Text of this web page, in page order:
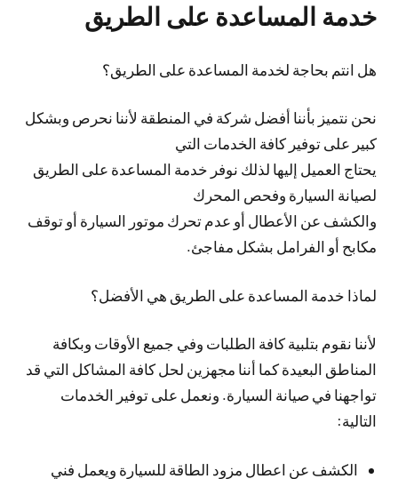
خدمة المساعدة على الطريق
هل انتم بحاجة لخدمة المساعدة على الطريق؟
نحن نتميز بأننا أفضل شركة في المنطقة لأننا نحرص وبشكل
كبير على توفير كافة الخدمات التي
يحتاج العميل إليها لذلك نوفر خدمة المساعدة على الطريق
لصيانة السيارة وفحص المحرك
والكشف عن الأعطال أو عدم تحرك موتور السيارة أو توقف
مكابح أو الفرامل بشكل مفاجئ.
لماذا خدمة المساعدة على الطريق هي الأفضل؟
لأننا نقوم بتلبية كافة الطلبات وفي جميع الأوقات وبكافة
المناطق البعيدة كما أننا مجهزين لحل كافة المشاكل التي قد
تواجهنا في صيانة السيارة. ونعمل على توفير الخدمات
التالية:
الكشف عن اعطال مزود الطاقة للسيارة ويعمل فني